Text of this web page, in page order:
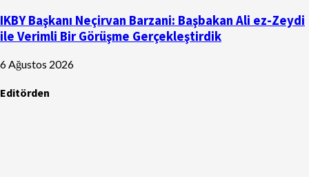
IKBY Başkanı Neçirvan Barzani: Başbakan Ali ez-Zeydi
ile Verimli Bir Görüşme Gerçekleştirdik
6 Ağustos 2026
Editörden